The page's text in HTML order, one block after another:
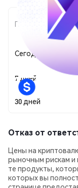
Период
Сегодня
7 дней
30 дней
Отказ от
Цены на
рыночным рискам и
те продукты,
которых вы